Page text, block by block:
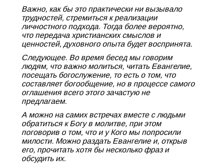
Важно, как бы это практически ни вызывало
трудностей, стремиться к реализации
личностного подхода. Тогда более вероятно,
что передача христианских смыслов и
ценностей, духовного опыта будет воспринята.
Следующее. Во время бесед мы говорим
людям, что важно молиться, читать Евангелие,
посещать богослужение, то есть о том, что
составляет богообщение, но в процессе самого
оглашения всего этого зачастую не
предлагаем.
А можно на самих встречах вместе с людьми
обратиться к Богу в молитве, при этом
поговорив о том, что и у Кого мы попросили
милости. Можно раздать Евангелие и, открыв
его, прочитать хотя бы несколько фраз и
обсудить их.